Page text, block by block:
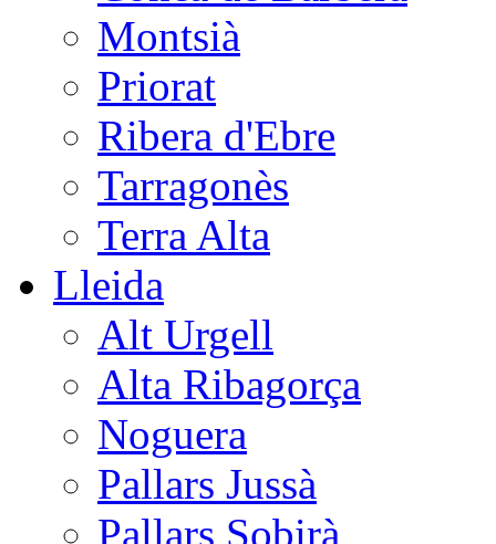
Montsià
Priorat
Ribera d'Ebre
Tarragonès
Terra Alta
Lleida
Alt Urgell
Alta Ribagorça
Noguera
Pallars Jussà
Pallars Sobirà